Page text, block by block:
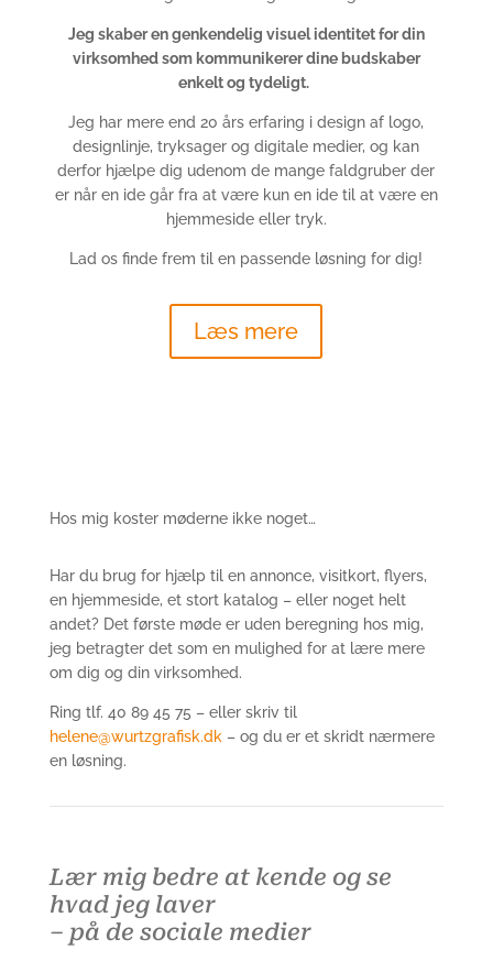
Jeg skaber en genkendelig visuel identitet for din
virksomhed som kommunikerer dine budskaber
enkelt og tydeligt.
Jeg har mere end 20 års erfaring i design af logo,
designlinje, tryksager og digitale medier, og kan
derfor hjælpe dig udenom de mange faldgruber der
er når en ide går fra at være kun en ide til at være en
hjemmeside eller tryk.
Lad os finde frem til en passende løsning for dig!
Læs mere
Hos mig koster møderne ikke noget…
Har du brug for hjælp til en annonce, visitkort, flyers,
en hjemmeside, et stort katalog – eller noget helt
andet? Det første møde er uden beregning hos mig,
jeg betragter det som en mulighed for at lære mere
om dig og din virksomhed.
Ring tlf. 40 89 45 75 – eller skriv til
helene@wurtzgrafisk.dk – og du er et skridt nærmere
en løsning.
Lær mig bedre at kende og se
hvad jeg laver
– på de sociale medier